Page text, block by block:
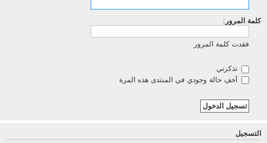
كلمة المرور:
فقدت كلمة المرور
تذكرني
أخفِ حالة وجودي في المنتدى هذه المرة
التسجيل